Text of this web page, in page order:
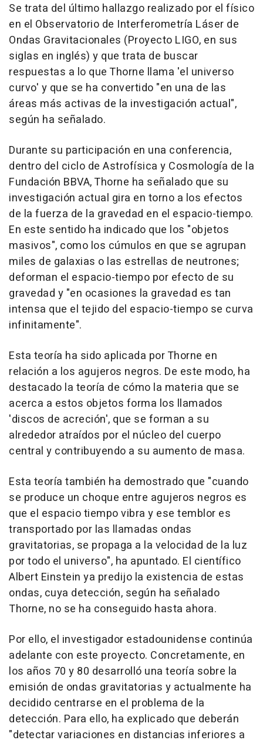
Se trata del último hallazgo realizado por el físico
en el Observatorio de Interferometría Láser de
Ondas Gravitacionales (Proyecto LIGO, en sus
siglas en inglés) y que trata de buscar
respuestas a lo que Thorne llama 'el universo
curvo' y que se ha convertido "en una de las
áreas más activas de la investigación actual",
según ha señalado.
Durante su participación en una conferencia,
dentro del ciclo de Astrofísica y Cosmología de la
Fundación BBVA, Thorne ha señalado que su
investigación actual gira en torno a los efectos
de la fuerza de la gravedad en el espacio-tiempo.
En este sentido ha indicado que los "objetos
masivos", como los cúmulos en que se agrupan
miles de galaxias o las estrellas de neutrones;
deforman el espacio-tiempo por efecto de su
gravedad y "en ocasiones la gravedad es tan
intensa que el tejido del espacio-tiempo se curva
infinitamente".
Esta teoría ha sido aplicada por Thorne en
relación a los agujeros negros. De este modo, ha
destacado la teoría de cómo la materia que se
acerca a estos objetos forma los llamados
'discos de acreción', que se forman a su
alrededor atraídos por el núcleo del cuerpo
central y contribuyendo a su aumento de masa.
Esta teoría también ha demostrado que "cuando
se produce un choque entre agujeros negros es
que el espacio tiempo vibra y ese temblor es
transportado por las llamadas ondas
gravitatorias, se propaga a la velocidad de la luz
por todo el universo", ha apuntado. El científico
Albert Einstein ya predijo la existencia de estas
ondas, cuya detección, según ha señalado
Thorne, no se ha conseguido hasta ahora.
Por ello, el investigador estadounidense continúa
adelante con este proyecto. Concretamente, en
los años 70 y 80 desarrolló una teoría sobre la
emisión de ondas gravitatorias y actualmente ha
decidido centrarse en el problema de la
detección. Para ello, ha explicado que deberán
"detectar variaciones en distancias inferiores a